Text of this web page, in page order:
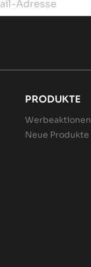
PRODUKTE
Werbeaktionen
Neue Produkte